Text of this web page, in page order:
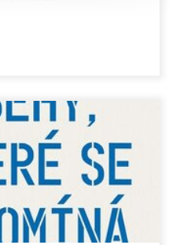
K těm
protirakouského
české státnosti 28.
prospěšná
a
poděkování těm,
své „staré
naší zemi